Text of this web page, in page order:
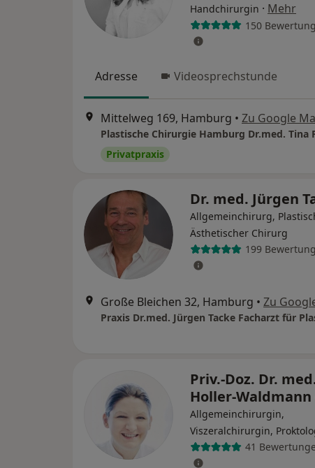
Handchirurgin · Mehr
150
Adresse Videosprechstunde
Mittelweg 169, Hamburg • Zu Google
Privatpraxis
Dr. med. Jürgen
Allgemeinchirurg,
Ästhetischer Chirurg
199
Große Bleichen 32, Hamburg • Zu
Priv.-Doz. Dr.
Holler-Waldmann
Allgemeinchirurgin,
Viszeralchirurgin,
41